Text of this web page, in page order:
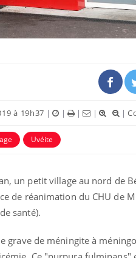
à 19h37 | | | | |
Uvéite
un petit village au nord de
de réanimation du CHU de
santé).
grave de méningite à
t-elle
nuit ?
comprimé